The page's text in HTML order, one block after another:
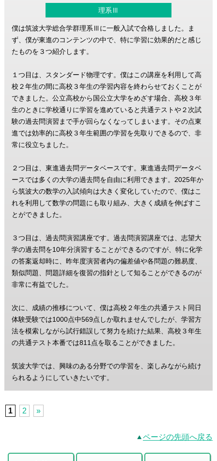
理系Ⅲ
僕は筑波大学総合学群理系Ⅲに一般入試で合格しました。ま
ず、僕が東進のコンテンツの中で、特に学習に効果的だと感じ
たものを３つ紹介します。
１つ目は、スタンダード物理です。僕はこの講座を利用して高
校２年生の間に高校３年生の学習内容を終わらせておくことが
できました。公立高校から国公立大学をめざす場合、高校３年
生のときに学校通りに学習を進めていると共通テストや２次試
験の過去問演習まで手が回らなくなってしまいます。その点東
進では効率的に高校３年生範囲の学習を先取りできるので、非
常に役立ちました。
２つ目は、東進過去問データベースです。東進過去問データベ
ースでは多くの大学の過去問を自由に利用できます。2025年か
ら筑波大の数学の入試傾向は大きく変化していたので、僕はこ
れを利用して数学の問題にも取り組み、大きく成績を伸ばすこ
とができました。
３つ目は、過去問演習講座です。過去問演習講座では、志望大
学の過去問を10年分演習することができるのですが、特に化学
の答案返却時に、昨年度演習者内の偏差値や各問題の難易度、
類似問題、問題詳細を復習の指針として知ることができるのが
非常に有益でした。
次に、成績の推移について、僕は高校２年生の共通テスト同日
体験受験では1000点中569点しか取れませんでしたが、学習方
法を模索しながら試行錯誤して努力を続けた結果、高校３年生
の共通テスト本番では811点を取ることができました。
筑波大学では、興味のある分野での学習を、楽しみながら続け
られるようにしていきたいです。
1 2 »
ページの先頭へ戻る